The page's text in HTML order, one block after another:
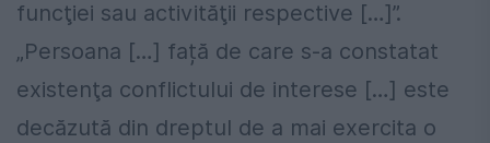
funcţiei sau activităţii respective […]”.
„Persoana […] față de care s-a constatat
existenţa conflictului de interese […] este
decăzută din dreptul de a mai exercita o